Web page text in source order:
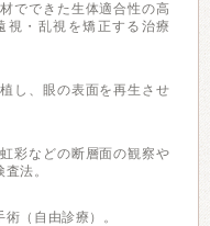
でできた生体適合性の高
視・乱視を矯正する治療
し、眼の表面を再生させ
彩などの断層面の観察や
法。
（自由診療）。